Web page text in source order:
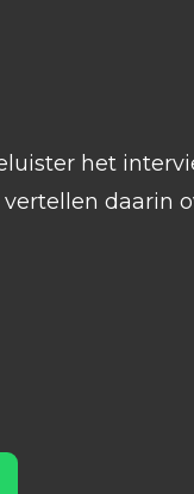
het
vertellen daarin